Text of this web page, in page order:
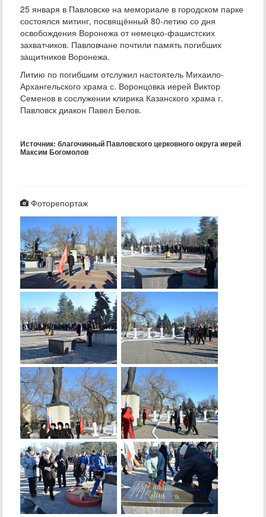
25 января в Павловске на мемориале в городском парке
состоялся митинг, посвящённый 80-летию со дня
освобождения Воронежа от немецко-фашистских
захватчиков. Павловчане почтили память погибших
защитников Воронежа.
Литию по погибшим отслужил настоятель Михаило-
Архангельского храма с. Воронцовка иерей Виктор
Семенов в сослужении клирика Казанского храма г.
Павловск диакон Павел Белов.
Источник: благочинный Павловского церковного округа иерей
Максим Богомолов
Фоторепортаж